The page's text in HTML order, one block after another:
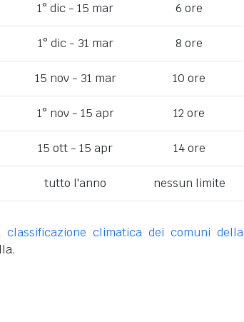
1° dic - 15 mar 6 ore
1° dic - 31 mar 8 ore
15 nov - 31 mar 10 ore
1° nov - 15 apr 12 ore
15 ott - 15 apr 14 ore
tutto l'anno nessun limite
classificazione climatica dei comuni della